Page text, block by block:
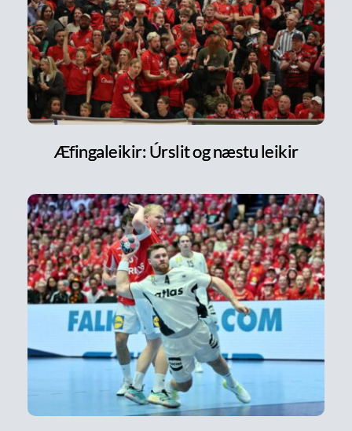
Æfingaleikir: Úrslit og næstu leikir